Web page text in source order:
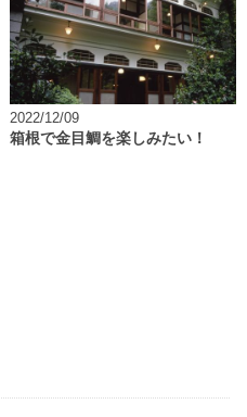
2022/12/09
箱根で金目鯛を楽しみたい！